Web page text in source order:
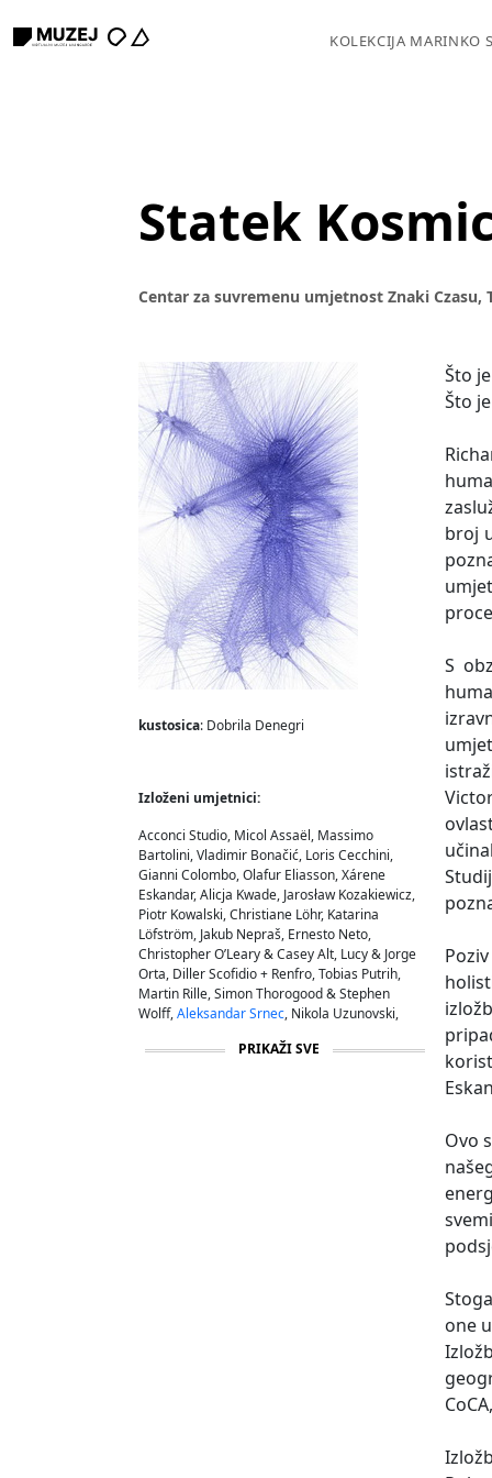
KOLEKCIJA MARINKO
Statek
Centar za suvremenu umjetnost Znaki Czasu,
kustosica: Dobrila Denegri
Izloženi umjetnici:
Acconci Studio, Micol Assaël, Massimo
Bartolini, Vladimir Bonačić, Loris Cecchini,
Gianni Colombo, Olafur Eliasson, Xárene
Eskandar, Alicja Kwade, Jarosław Kozakiewicz,
Piotr Kowalski, Christiane Löhr, Katarina
Löfström, Jakub Nepraš, Ernesto Neto,
Christopher O’Leary & Casey Alt, Lucy & Jorge
Orta, Diller Scofidio + Renfro, Tobias Putrih,
Martin Rille, Simon Thorogood & Stephen
Wolff,Aleksandar Srnec, Nikola Uzunovski,
PRIKAŽI SVE
Što
Što
broj
S
Ovo
one